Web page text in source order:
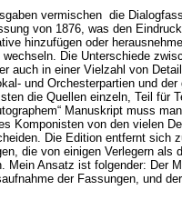
vermischen die
von 1876, was den
hinzufügen oder
Die Unterschiede
auch in einer Vielzahl von
und Orchesterpartien und der
die Quellen einzeln, Teil für
Manuskript muss
Komponisten von den vielen
Die Edition entfernt sich
die von einigen Verlegern als
Mein Ansatz ist folgender: Der
der Fassungen, und